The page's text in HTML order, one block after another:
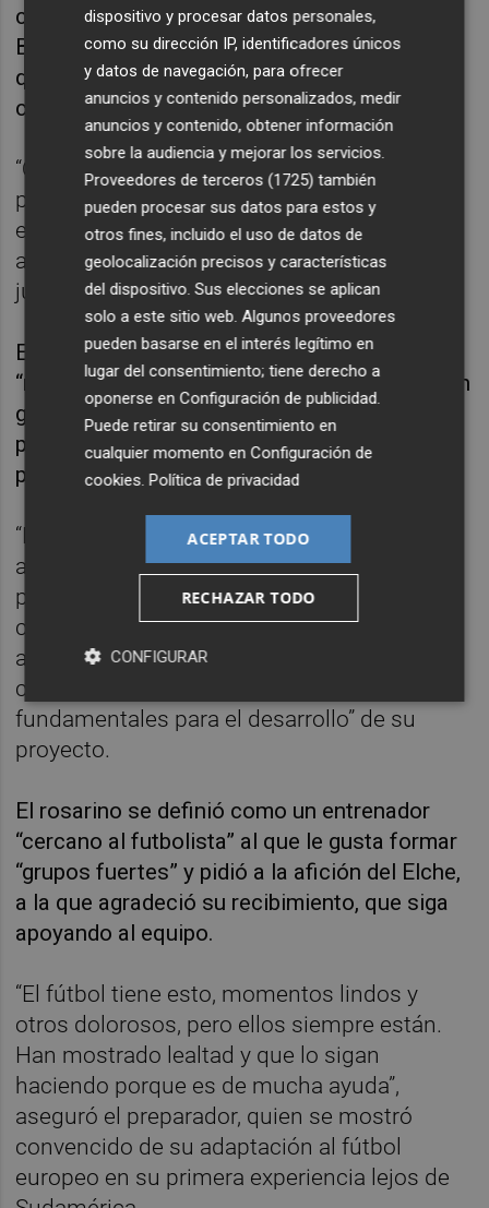
conocimiento con la gente y el club”, dijo
Beccacece, quien deseó formar un equipo
que pueda desarrollar “una esencia de juego,
con un perfil y una idea propia”.
“Quiero un equipo versátil, que esté
preparado para todo en cada momento”,
explicó el entrenador, quien se mostró
abierto a probar diferentes sistemas de
juego para su equipo.
El técnico señaló como primer objetivo
“recuperar la confianza y la credibilidad” de un
grupo del que recordó “logró dos
permanencias seguidas en Primera hace
poco”.
“Hay que trabajar, ser insistente y rebelarse
ante la adversidad. Y que eso nos permita
pelear hasta el último momento, pero cada
cosa necesita su tiempo y su forma”,
argumentó Beccacece, quien añadió que “la
calma y la tranquilidad van a ser
fundamentales para el desarrollo” de su
proyecto.
El rosarino se definió como un entrenador
“cercano al futbolista” al que le gusta formar
“grupos fuertes” y pidió a la afición del Elche,
a la que agradeció su recibimiento, que siga
apoyando al equipo.
“El fútbol tiene esto, momentos lindos y
otros dolorosos, pero ellos siempre están.
Han mostrado lealtad y que lo sigan
haciendo porque es de mucha ayuda”,
aseguró el preparador, quien se mostró
convencido de su adaptación al fútbol
europeo en su primera experiencia lejos de
dispositivo y procesar datos personales,
como su dirección IP, identificadores únicos
y datos de navegación, para ofrecer
anuncios y contenido personalizados, medir
anuncios y contenido, obtener información
sobre la audiencia y mejorar los servicios.
Proveedores de terceros (1725) también
pueden procesar sus datos para estos y
otros fines, incluido el uso de datos de
geolocalización precisos y características
del dispositivo. Sus elecciones se aplican
solo a este sitio web. Algunos proveedores
pueden basarse en el interés legítimo en
lugar del consentimiento; tiene derecho a
oponerse enConfiguración de publicidad
Puede retirar su consentimiento en
cualquier momento enConfiguración de
cookies .Política de privacidad
ACEPTAR TODO
RECHAZAR TODO
CONFIGURAR